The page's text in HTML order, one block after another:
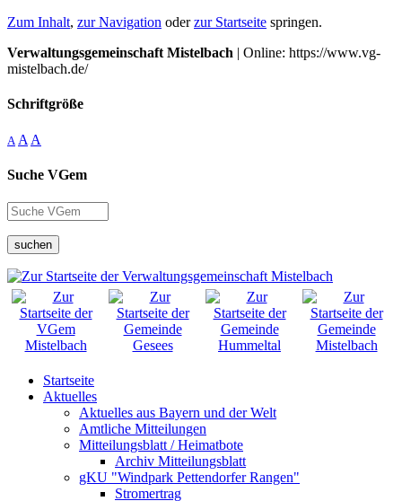
Zum Inhalt, zur Navigation oderzur Startseite springen.
Verwaltungsgemeinschaft Mistelbach | Online: https://www.vg-
mistelbach.de/
Schriftgröße
A A A
Suche VGem
suchen
Startseite
Aktuelles
Aktuelles aus Bayern und der Welt
Amtliche Mitteilungen
Mitteilungsblatt / Heimatbote
Archiv Mitteilungsblatt
gKU "Windpark Pettendorfer Rangen"
Stromertrag